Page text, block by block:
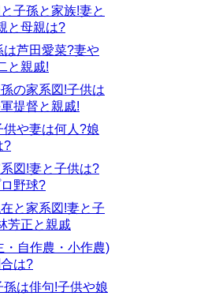
子孫と家族!妻と
と母親は?
芦田愛菜?妻や
と親戚!
の家系図!子供は
提督と親戚!
や妻は何人?娘
?
図!妻と子供は?
野球?
と家系図!妻と子
芳正と親戚
・自作農・小作農)
は?
は俳句!子供や娘